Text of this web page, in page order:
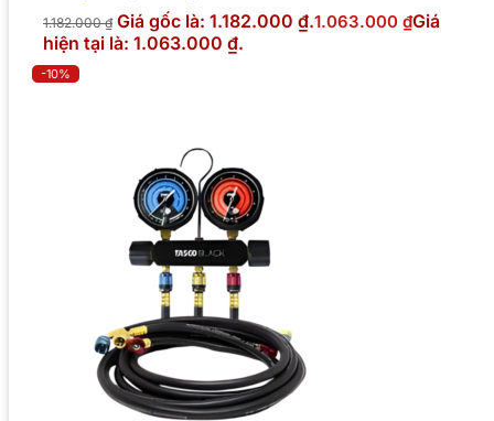
1.182.000₫ Giá gốc là: 1.182.000 ₫.1.063.000 ₫Giá
hiện tại là: 1.063.000 ₫.
-10%